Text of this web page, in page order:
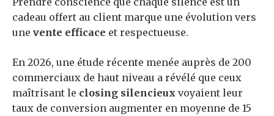
cadeau offert au client marque une évolution vers
une vente efficace et respectueuse.
En 2026, une étude récente menée auprès de 200
commerciaux de haut niveau a révélé que ceux
maîtrisant le closing silencieux voyaient leur
taux de conversion augmenter en moyenne de 15